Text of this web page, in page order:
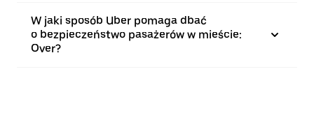
W jaki sposób Uber pomaga dbać
o bezpieczeństwo pasażerów w mieście:
Over?